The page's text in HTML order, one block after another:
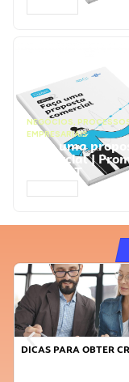
NEGÓCIOS,
EMPRESARIAIS
Faça uma
comercial |
ChatGPT
DICAS PARA OBTER